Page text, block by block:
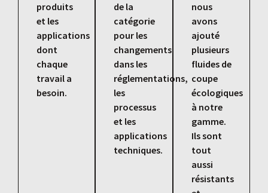
produits
et les
applications
dont
chaque
travail a
besoin.
de la
catégorie
pour les
changements
dans les
réglementations,
les
processus
et les
applications
techniques.
nous
avons
ajouté
plusieurs
fluides de
coupe
écologiques
à notre
gamme.
Ils sont
tout
aussi
résistants